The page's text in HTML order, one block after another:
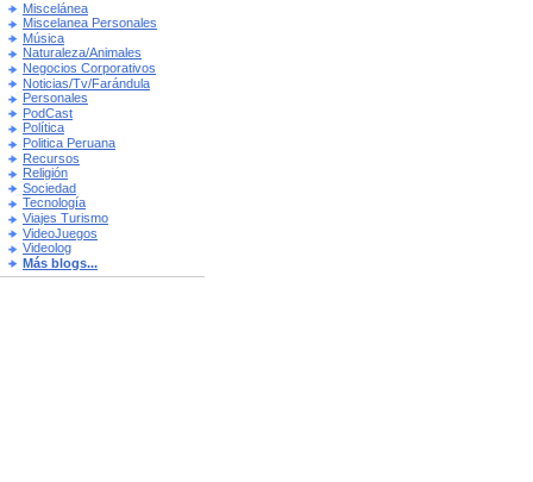
Miscelánea
Miscelanea Personales
Música
Naturaleza/Animales
Negocios Corporativos
Noticias/Tv/Farándula
Personales
PodCast
Política
Politica Peruana
Recursos
Religión
Sociedad
Tecnología
Viajes Turismo
VideoJuegos
Videolog
Más blogs...